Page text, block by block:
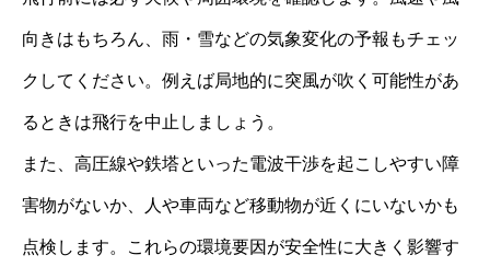
向きはもちろん、雨・雪などの気象変化の予報もチェッ
クしてください。例えば局地的に突風が吹く可能性があ
るときは飛行を中止しましょう。
また、高圧線や鉄塔といった電波干渉を起こしやすい障
害物がないか、人や車両など移動物が近くにいないかも
点検します。これらの環境要因が安全性に大きく影響す